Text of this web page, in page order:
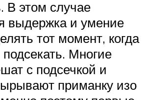
В этом случае
выдержка и умение
тот момент, когда
Многие
с подсечкой и
приманку изо